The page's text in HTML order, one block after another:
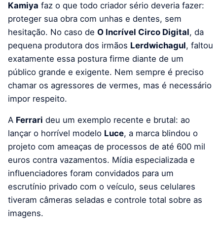
Kamiya faz o que todo criador sério deveria fazer:
proteger sua obra com unhas e dentes, sem
hesitação. No caso de O Incrível Circo Digital, da
pequena produtora dos irmãos Lerdwichagul, faltou
exatamente essa postura firme diante de um
público grande e exigente. Nem sempre é preciso
chamar os agressores de vermes, mas é necessário
impor respeito.
A Ferrari deu um exemplo recente e brutal: ao
lançar o horrível modelo Luce, a marca blindou o
projeto com ameaças de processos de até 600 mil
euros contra vazamentos. Mídia especializada e
influenciadores foram convidados para um
escrutínio privado com o veículo, seus celulares
tiveram câmeras seladas e controle total sobre as
imagens.